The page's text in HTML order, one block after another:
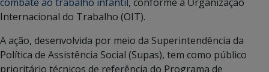
Internacional do Trabalho (OIT).
A ação, desenvolvida por meio da Superintendência da
Política de Assistência Social (Supas), tem como público
prioritário técnicos de referência do Programa de